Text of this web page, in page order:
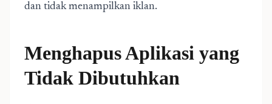
dan tidak menampilkan iklan.
Menghapus Aplikasi yang
Tidak Dibutuhkan